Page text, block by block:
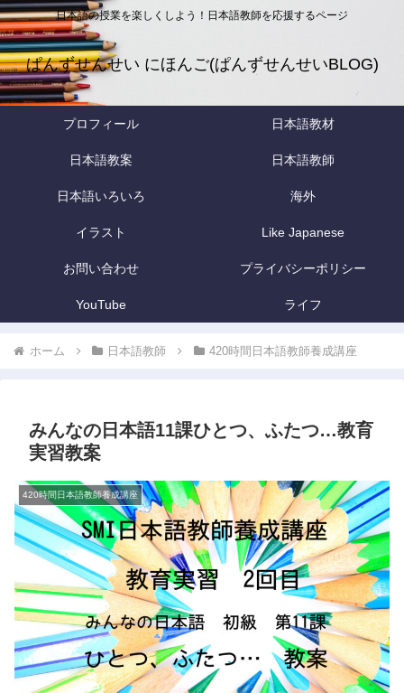
日本語の授業を楽しくしよう！日本語教師を応援するページ
ぱんずせんせい にほんご(ぱんずせんせいBLOG)
プロフィール 日本語教材
日本語教案 日本語教師
日本語いろいろ 海外
イラスト Like Japanese
お問い合わせ プライバシーポリシー
YouTube ライフ
ホーム 日本語教師 420時間日本語教師養成講座
みんなの日本語11課ひとつ、ふたつ…教育
実習教案
420時間日本語教師養成講座